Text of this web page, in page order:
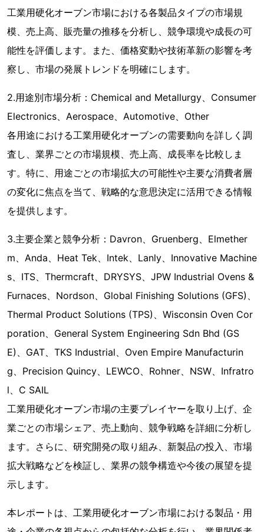
工業用硬化オーブン市場における各製品タイプの市場規
模、売上高、販売量の推移を分析し、競争環境や成長の可
能性を評価します。また、価格変動や技術革新の影響を考
察し、市場の発展トレンドを明確にします。
2.用途別市場分析：Chemical and Metallurgy、Consumer
Electronics、Aerospace、Automotive、Other
各用途における工業用硬化オーブンの需要動向を詳しく調
査し、業界ごとの市場規模、売上高、成長率を比較しま
す。特に、用途ごとの市場拡大の可能性や主要な消費者層
の変化に焦点を当て、戦略的な意思決定に活用できる情報
を提供します。
3.主要企業と競争分析：Davron、Gruenberg、Elmether
m、Anda、Heat Tek、Intek、Lanly、Innovative Machine
s、ITS、Thermcraft、DRYSYS、JPW Industrial Ovens &
Furnaces、Nordson、Global Finishing Solutions (GFS)、
Thermal Product Solutions (TPS)、Wisconsin Oven Cor
poration、General System Engineering Sdn Bhd (GS
E)、GAT、TKS Industrial、Oven Empire Manufacturin
g、Precision Quincy、LEWCO、Rohner、NSW、Infratro
l、C SAIL
工業用硬化オーブン市場の主要プレイヤーを取り上げ、企
業ごとの市場シェア、売上動向、競争戦略を詳細に分析し
ます。さらに、研究開発の取り組み、新製品の投入、市場
拡大戦略などを検証し、業界の競争構造や今後の展望を提
示します。
本レポートは、工業用硬化オーブン市場における製品・用